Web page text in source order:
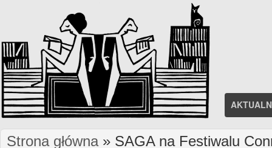
Strona główna» SAGA na Festiwalu